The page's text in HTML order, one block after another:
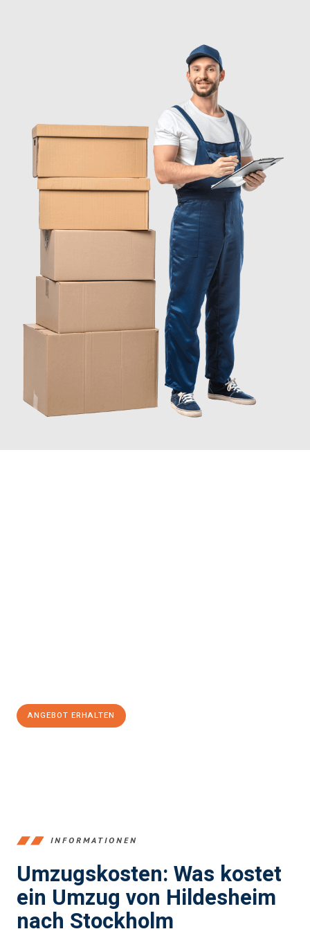
ANGEBOT ERHALTEN
INFORMATIONEN
Umzugskosten: Was kostet
ein Umzug von Hildesheim
nach Stockholm